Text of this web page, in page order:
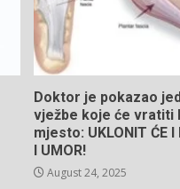
Doktor je pokazao
vježbe koje će vratiti
mjesto: UKLONIT ĆE I
I UMOR!
August 24, 2025